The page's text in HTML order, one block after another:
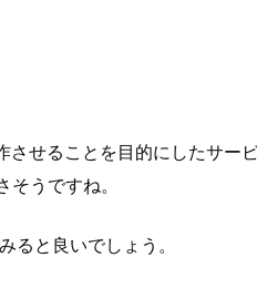
せることを目的にしたサー
うですね。
と良いでしょう。